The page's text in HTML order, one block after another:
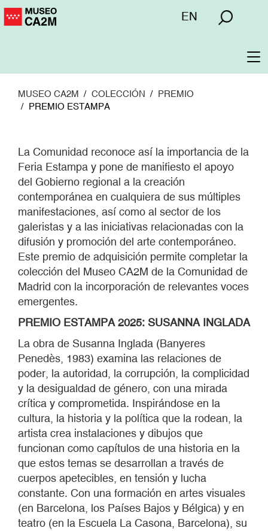
Pasar
Menú
EN
MUSEO CA2M COLECCIÓN
PREMIO
PREMIO ESTAMPA
La Comunidad reconoce así la importancia de la
Feria Estampa y pone de manifiesto el apoyo
del Gobierno regional a la creación
contemporánea en cualquiera de sus múltiples
manifestaciones, así como al sector de los
galeristas y a las iniciativas relacionadas con la
difusión y promoción del arte contemporáneo.
Este premio de adquisición permite completar la
colección del Museo CA2M de la Comunidad de
Madrid con la incorporación de relevantes voces
emergentes.
PREMIO ESTAMPA 2025: SUSANNA INGLADA
La obra de Susanna Inglada (Banyeres
Penedès, 1983) examina las relaciones de
poder, la autoridad, la corrupción, la complicidad
y la desigualdad de género, con una mirada
crítica y comprometida. Inspirándose en la
cultura, la historia y la política que la rodean, la
artista crea instalaciones y dibujos que
funcionan como capítulos de una historia en la
que estos temas se desarrollan a través de
cuerpos apetecibles, en tensión y lucha
constante. Con una formación en artes visuales
(en Barcelona, los Países Bajos y Bélgica) y en
teatro (en la Escuela La Casona, Barcelona), su